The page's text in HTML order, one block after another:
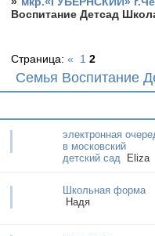
Воспитание Детсад
Семья Воспитание
Страница:« 1 2
электронная
в московский
детский сад
Elizа
Школьная форма
Надя